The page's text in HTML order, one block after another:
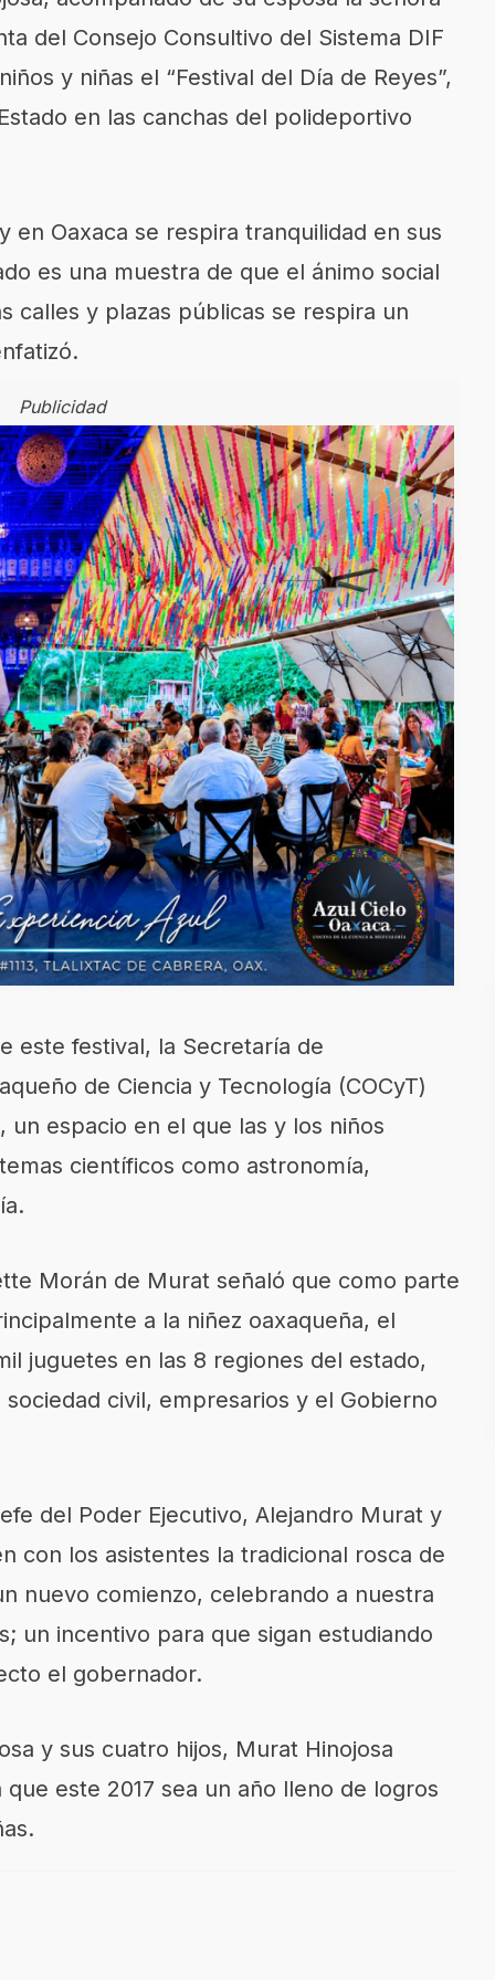
del Consejo Consultivo del Sistema DIF
y niñas el “Festival del Día de Reyes”,
en las canchas del polideportivo
Oaxaca se respira tranquilidad en sus
es una muestra de que el ánimo social
calles y plazas públicas se respira un
Publicidad
este festival, la Secretaría de
de Ciencia y Tecnología (COCyT)
un espacio en el que las y los niños
científicos como astronomía,
Morán de Murat señaló que como parte
a la niñez oaxaqueña, el
juguetes en las 8 regiones del estado,
civil, empresarios y el Gobierno
del Poder Ejecutivo, Alejandro Murat y
con los asistentes la tradicional rosca de
nuevo comienzo, celebrando a nuestra
un incentivo para que sigan estudiando
el gobernador.
y sus cuatro hijos, Murat Hinojosa
este 2017 sea un año lleno de logros